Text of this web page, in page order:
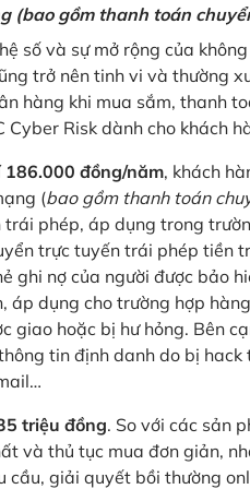
(bao gồm thanh toán
số và sự mở rộng của
trở nên tinh vi và thường
hàng khi mua sắm, thanh
Risk dành cho khách
186.000 đồng/năm, khách
(bao gồm thanh toán
trái phép, áp dụng trong
trực tuyến trái phép tiền
ghi nợ của người được bảo
dụng cho trường hợp
giao hoặc bị hư hỏng. Bên
tin định danh do bị
triệu đồng. So với các sản
và thủ tục mua đơn giản,
cầu, giải quyết bồi thường